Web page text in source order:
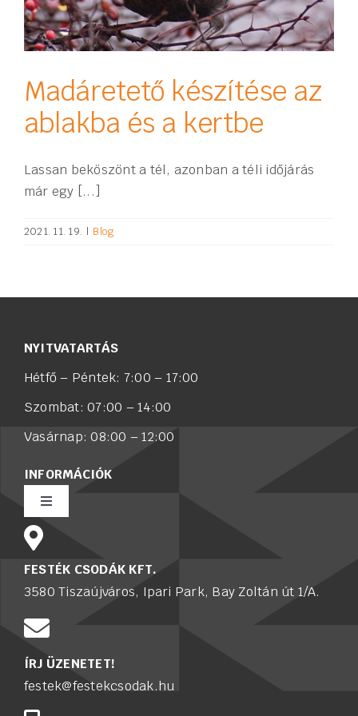
Madáretető készítése az
ablakba és a kertbe
Lassan beköszönt a tél, azonban a téli időjárás
már egy [...]
2021. 11. 19. | Blog
NYITVATARTÁS
Hétfő – Péntek: 7:00 – 17:00
Szombat: 07:00 – 14:00
Vasárnap: 08:00 – 12:00
INFORMÁCIÓK
Toggle
Navigation
Rólunk
Értékesítő munkatársat keresünk
FESTÉK CSODÁK KFT.
3580 Tiszaújváros, Ipari Park, Bay Zoltán út 1/A.
ÍRJ ÜZENETET!
festek@festekcsodak.hu